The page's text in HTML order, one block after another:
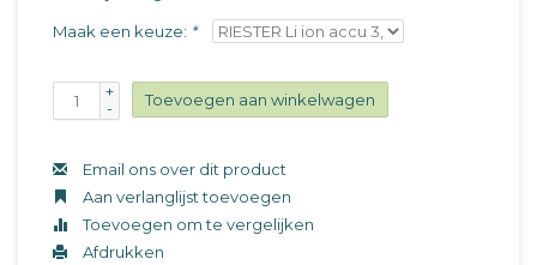
Maak een keuze: *
+
-
Toevoegen aan winkelwagen
Email ons over dit product
Aan verlanglijst toevoegen
Toevoegen om te vergelijken
Afdrukken